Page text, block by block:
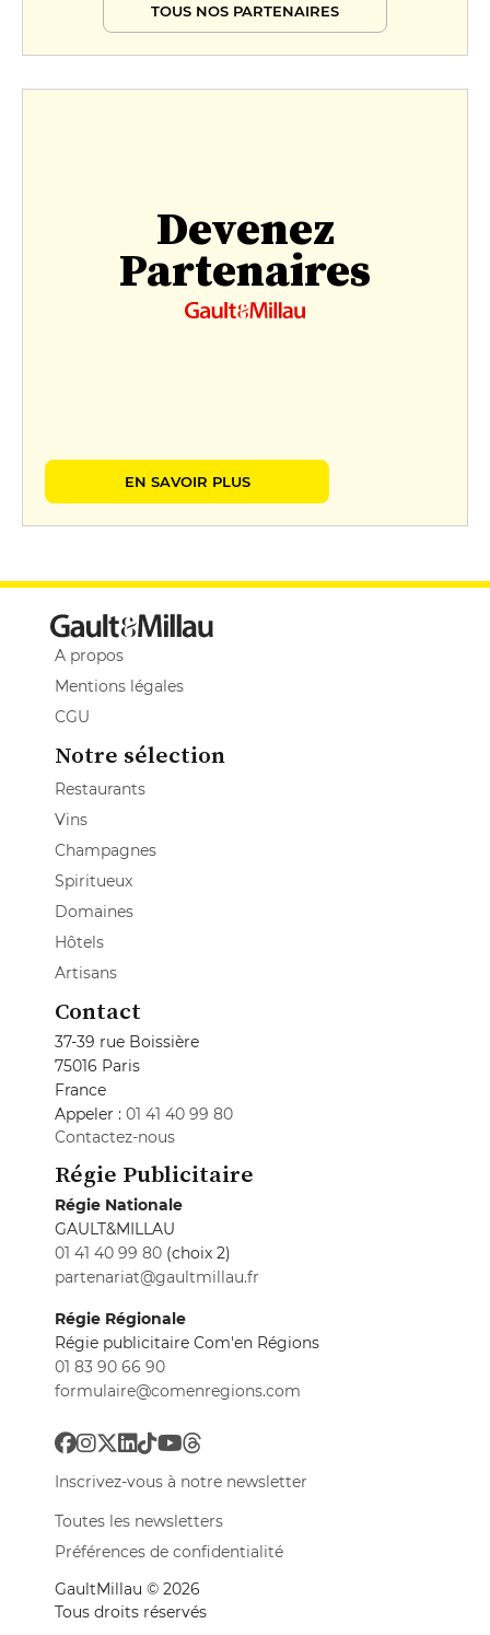
TOUS NOS PARTENAIRES
Devenez
Partenaires
EN SAVOIR PLUS
A propos
Mentions légales
CGU
Notre sélection
Restaurants
Vins
Champagnes
Spiritueux
Domaines
Hôtels
Artisans
Contact
37-39 rue Boissière
75016 Paris
France
Appeler : 01 41 40 99 80
Contactez-nous
Régie Publicitaire
Régie Nationale
GAULT&MILLAU
01 41 40 99 80 (choix 2)
partenariat@gaultmillau.fr
Régie Régionale
Régie publicitaire Com'en Régions
01 83 90 66 90
formulaire@comenregions.com
Inscrivez-vous à notre newsletter
Toutes les newsletters
Préférences de confidentialité
GaultMillau © 2026
Tous droits réservés